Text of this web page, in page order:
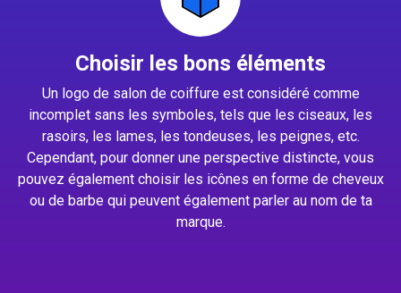
Choisir les bons éléments
Un logo de salon de coiffure est considéré comme
incomplet sans les symboles, tels que les ciseaux, les
rasoirs, les lames, les tondeuses, les peignes, etc.
Cependant, pour donner une perspective distincte, vous
pouvez également choisir les icônes en forme de cheveux
ou de barbe qui peuvent également parler au nom de ta
marque.